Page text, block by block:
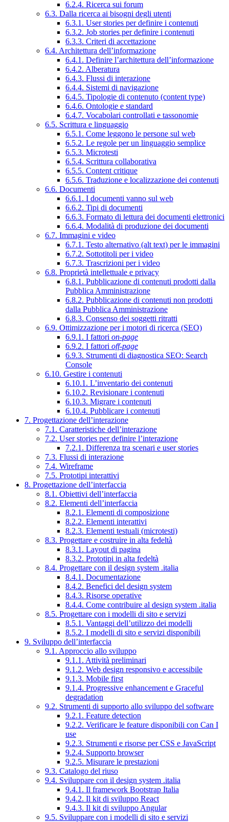
6.2.4. Ricerca sui forum
6.3. Dalla ricerca ai bisogni degli utenti
6.3.1. User stories per definire i contenuti
6.3.2. Job stories per definire i contenuti
6.3.3. Criteri di accettazione
6.4. Architettura dell’informazione
6.4.1. Definire l’architettura dell’informazione
6.4.2. Alberatura
6.4.3. Flussi di interazione
6.4.4. Sistemi di navigazione
6.4.5. Tipologie di contenuto (content type)
6.4.6. Ontologie e standard
6.4.7. Vocabolari controllati e tassonomie
6.5. Scrittura e linguaggio
6.5.1. Come leggono le persone sul web
6.5.2. Le regole per un linguaggio semplice
6.5.3. Microtesti
6.5.4. Scrittura collaborativa
6.5.5. Content critique
6.5.6. Traduzione e localizzazione dei contenuti
6.6. Documenti
6.6.1. I documenti vanno sul web
6.6.2. Tipi di documenti
6.6.3. Formato di lettura dei documenti elettronici
6.6.4. Modalità di produzione dei documenti
6.7. Immagini e video
6.7.1. Testo alternativo (alt text) per le immagini
6.7.2. Sottotitoli per i video
6.7.3. Trascrizioni per i video
6.8. Proprietà intellettuale e privacy
6.8.1. Pubblicazione di contenuti prodotti dalla
Pubblica Amministrazione
6.8.2. Pubblicazione di contenuti non prodotti
dalla Pubblica Amministrazione
6.8.3. Consenso dei soggetti ritratti
6.9. Ottimizzazione per i motori di ricerca (SEO)
6.9.1. I fattori on-page
6.9.2. I fattori off-page
6.9.3. Strumenti di diagnostica SEO: Search
Console
6.10. Gestire i contenuti
6.10.1. L’inventario dei contenuti
6.10.2. Revisionare i contenuti
6.10.3. Migrare i contenuti
6.10.4. Pubblicare i contenuti
7. Progettazione dell’interazione
7.1. Caratteristiche dell’interazione
7.2. User stories per definire l’interazione
7.2.1. Differenza tra scenari e user stories
7.3. Flussi di interazione
7.4. Wireframe
7.5. Prototipi interattivi
8. Progettazione dell’interfaccia
8.1. Obiettivi dell’interfaccia
8.2. Elementi dell’interfaccia
8.2.1. Elementi di composizione
8.2.2. Elementi interattivi
8.2.3. Elementi testuali (microtesti)
8.3. Progettare e costruire in alta fedeltà
8.3.1. Layout di pagina
8.3.2. Prototipi in alta fedeltà
8.4. Progettare con il design system .italia
8.4.1. Documentazione
8.4.2. Benefici del design system
8.4.3. Risorse operative
8.4.4. Come contribuire al design system .italia
8.5. Progettare con i modelli di sito e servizi
8.5.1. Vantaggi dell’utilizzo dei modelli
8.5.2. I modelli di sito e servizi disponibili
9. Sviluppo dell’interfaccia
9.1. Approccio allo sviluppo
9.1.1. Attività preliminari
9.1.2. Web design responsivo e accessibile
9.1.3. Mobile first
9.1.4. Progressive enhancement e Graceful
degradation
9.2. Strumenti di supporto allo sviluppo del software
9.2.1. Feature detection
9.2.2. Verificare le feature disponibili con Can I
use
9.2.3. Strumenti e risorse per CSS e JavaScript
9.2.4. Supporto browser
9.2.5. Misurare le prestazioni
9.3. Catalogo del riuso
9.4. Sviluppare con il design system .italia
9.4.1. Il framework Bootstrap Italia
9.4.2. Il kit di sviluppo React
9.4.3. Il kit di sviluppo Angular
9.5. Sviluppare con i modelli di sito e servizi